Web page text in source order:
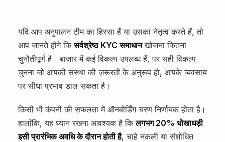
यदि आप अनुपालन टीम का हिस्सा हैं या उसका नेतृत्व करते हैं, तो
आप जानते होंगे किसर्वश्रेष्ठ KYC समाधानखोजना कितना
चुनौतीपूर्ण है। बाजार में कई विकल्प उपलब्ध हैं, पर सही विकल्प
चुनना जो आपकी संस्था की ज़रूरतों के अनुरूप हो, आपके व्यवसाय
पर सीधा प्रभाव डाल सकता है।
किसी भी कंपनी की सफलता में ऑनबोर्डिंग चरण निर्णायक होता है।
हालाँकि, यह ध्यान रखना आवश्यक है किलगभग 20% धोखाधड़ी
इसी प्रारंभिक अवधि के दौरान होती है, चाहे नकली या संशोधित